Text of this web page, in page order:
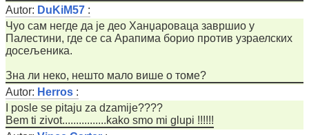
Autor: DuKiM57 :
Чуо сам негде да је део Ханџароваца завршио у
Палестини, где се са Арапима борио против узраелских
досељеника.
Зна ли неко, нешто мало више о томе?
Autor: Herros :
I posle se pitaju za dzamije????
Bem ti zivot................kako smo mi glupi !!!!!!